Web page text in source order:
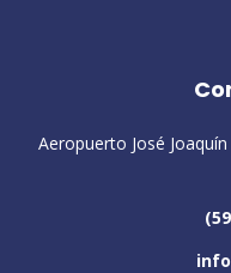
Aeropuerto José